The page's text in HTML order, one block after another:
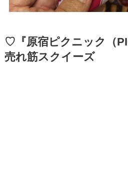
♡『原宿ピクニック（
売れ筋スクイーズ